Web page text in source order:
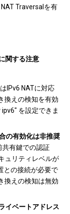
Traversalを有
関する注意
IPv6 NATに対応
換えの検知を有効
を設定できま
の有効化は非推奨
共有鍵での認証
ュリティレベルが
との接続が必要で
換えの検知は無効
イベートアドレス